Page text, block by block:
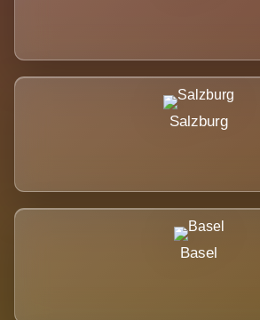
Salzburg
Basel